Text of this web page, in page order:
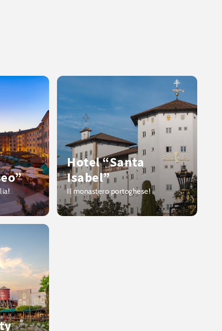
Hotel “Santa
Isabel”
Il monastero portoghese!